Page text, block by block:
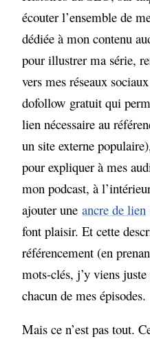
écouter l’ensemble de
dédiée à mon contenu
pour illustrer ma série,
vers mes réseaux
dofollow gratuit qui
lien nécessaire au
un site externe
pour expliquer à mes
mon podcast, à
ajouter uneancre de lien
font plaisir. Et cette
référencement (en
mots-clés, j’y viens
chacun de mes épisodes.
Mais ce n’est pas tout.